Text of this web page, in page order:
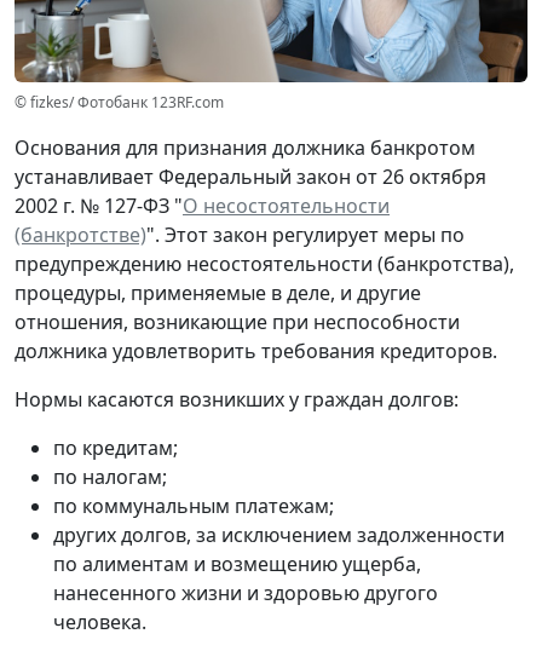
© fizkes/ Фотобанк 123RF.com
Основания для признания должника банкротом
устанавливает Федеральный закон от 26 октября
2002 г. № 127-ФЗ "О несостоятельности
(банкротстве)". Этот закон регулирует меры по
предупреждению несостоятельности (банкротства),
процедуры, применяемые в деле, и другие
отношения, возникающие при неспособности
должника удовлетворить требования кредиторов.
Нормы касаются возникших у граждан долгов:
по кредитам;
по налогам;
по коммунальным платежам;
других долгов, за исключением задолженности
по алиментам и возмещению ущерба,
нанесенного жизни и здоровью другого
человека.